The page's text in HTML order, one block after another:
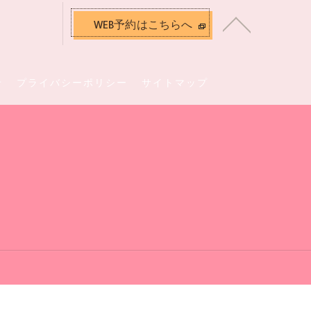
WEB予約はこちらへ
プライバシーポリシー サイトマップ